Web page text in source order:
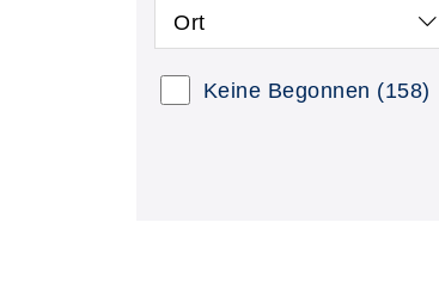
Ort
Keine Begonnen (158)